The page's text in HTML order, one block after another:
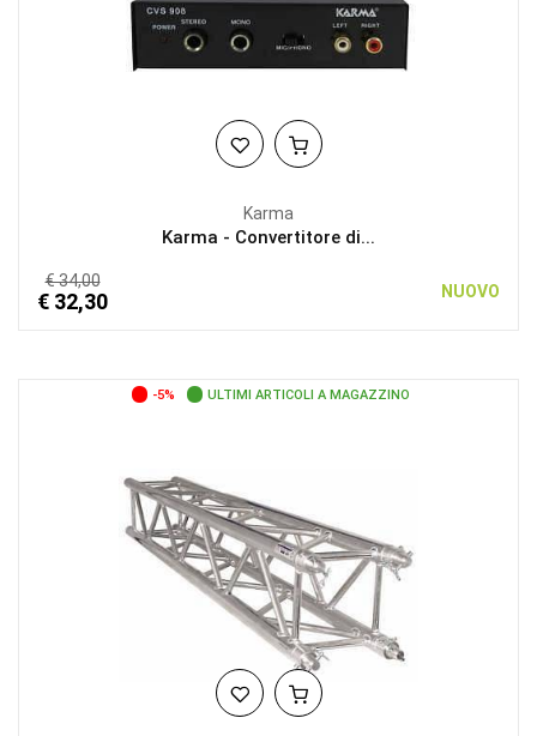
Karma
Karma - Convertitore di...
€ 34,00
€ 32,30 NUOVO
-5% ULTIMI ARTICOLI A MAGAZZINO